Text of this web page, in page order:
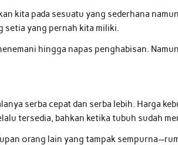
kita pada sesuatu yang sederhana
setia yang pernah kita miliki.
hingga napas penghabisan.
serba cepat dan serba lebih. Harga
tersedia, bahkan ketika tubuh sudah
orang lain yang tampak